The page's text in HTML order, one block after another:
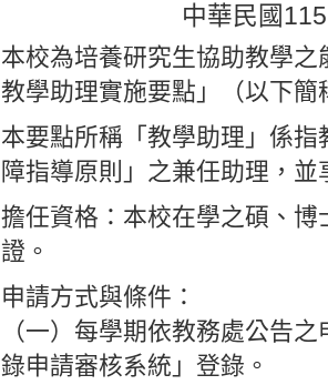
中華民國
本校為培養研究生協助教學
教學助理實施要點」（以下簡
本要點所稱「教學助理」係
障指導原則」之兼任助理，
擔任資格：本校在學之碩、
證。
申請方式與條件：
（一）每學期依教務處公告
錄申請審核系統」登錄。